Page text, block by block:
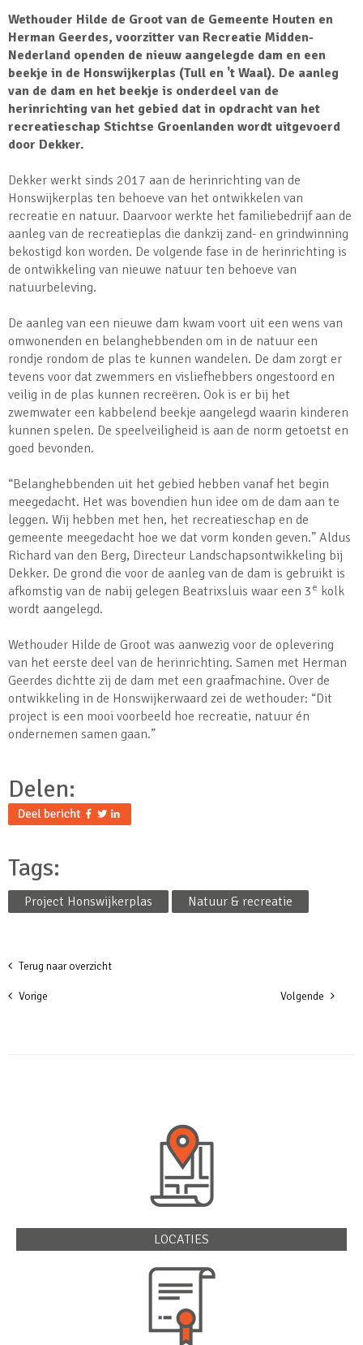
Wethouder Hilde de Groot van de Gemeente Houten en
Herman Geerdes, voorzitter van Recreatie Midden-
Nederland openden de nieuw aangelegde dam en een
beekje in de Honswijkerplas (Tull en 't Waal). De aanleg
van de dam en het beekje is onderdeel van de
herinrichting van het gebied dat in opdracht van het
recreatieschap Stichtse Groenlanden wordt uitgevoerd
door Dekker.
Dekker werkt sinds 2017 aan de herinrichting van de
Honswijkerplas ten behoeve van het ontwikkelen van
recreatie en natuur. Daarvoor werkte het familiebedrijf aan de
aanleg van de recreatieplas die dankzij zand- en grindwinning
bekostigd kon worden. De volgende fase in de herinrichting is
de ontwikkeling van nieuwe natuur ten behoeve van
natuurbeleving.
De aanleg van een nieuwe dam kwam voort uit een wens van
omwonenden en belanghebbenden om in de natuur een
rondje rondom de plas te kunnen wandelen. De dam zorgt er
tevens voor dat zwemmers en visliefhebbers ongestoord en
veilig in de plas kunnen recreëren. Ook is er bij het
zwemwater een kabbelend beekje aangelegd waarin kinderen
kunnen spelen. De speelveiligheid is aan de norm getoetst en
goed bevonden.
“Belanghebbenden uit het gebied hebben vanaf het begin
meegedacht. Het was bovendien hun idee om de dam aan te
leggen. Wij hebben met hen, het recreatieschap en de
gemeente meegedacht hoe we dat vorm konden geven.” Aldus
Richard van den Berg, Directeur Landschapsontwikkeling bij
Dekker. De grond die voor de aanleg van de dam is gebruikt is
afkomstig van de nabij gelegen Beatrixsluis waar een 3 e kolk
wordt aangelegd.
Wethouder Hilde de Groot was aanwezig voor de oplevering
van het eerste deel van de herinrichting. Samen met Herman
Geerdes dichtte zij de dam met een graafmachine. Over de
ontwikkeling in de Honswijkerwaard zei de wethouder: “Dit
project is een mooi voorbeeld hoe recreatie, natuur én
ondernemen samen gaan.”
Delen:
Tags:
Project Honswijkerplas Natuur & recreatie
Terug naar overzicht
Vorige Volgende
LOCATIES